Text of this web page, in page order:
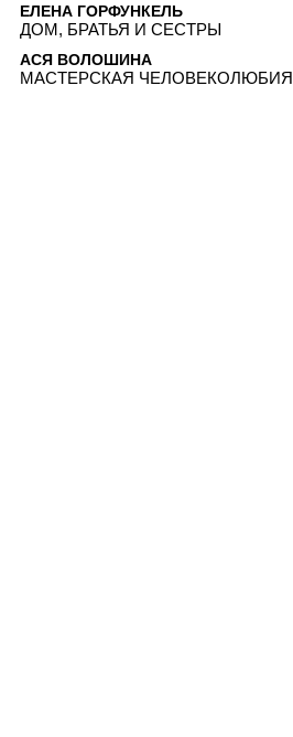
ЕЛЕНА ГОРФУНКЕЛЬ
ДОМ, БРАТЬЯ И СЕСТРЫ
АСЯ ВОЛОШИНА
МАСТЕРСКАЯ ЧЕЛОВЕКОЛЮБИЯ